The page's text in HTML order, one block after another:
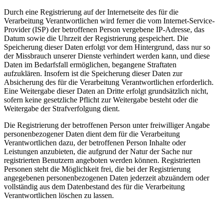
Durch eine Registrierung auf der Internetseite des für die
Verarbeitung Verantwortlichen wird ferner die vom Internet-Service-
Provider (ISP) der betroffenen Person vergebene IP-Adresse, das
Datum sowie die Uhrzeit der Registrierung gespeichert. Die
Speicherung dieser Daten erfolgt vor dem Hintergrund, dass nur so
der Missbrauch unserer Dienste verhindert werden kann, und diese
Daten im Bedarfsfall ermöglichen, begangene Straftaten
aufzuklären. Insofern ist die Speicherung dieser Daten zur
Absicherung des für die Verarbeitung Verantwortlichen erforderlich.
Eine Weitergabe dieser Daten an Dritte erfolgt grundsätzlich nicht,
sofern keine gesetzliche Pflicht zur Weitergabe besteht oder die
Weitergabe der Strafverfolgung dient.
Die Registrierung der betroffenen Person unter freiwilliger Angabe
personenbezogener Daten dient dem für die Verarbeitung
Verantwortlichen dazu, der betroffenen Person Inhalte oder
Leistungen anzubieten, die aufgrund der Natur der Sache nur
registrierten Benutzern angeboten werden können. Registrierten
Personen steht die Möglichkeit frei, die bei der Registrierung
angegebenen personenbezogenen Daten jederzeit abzuändern oder
vollständig aus dem Datenbestand des für die Verarbeitung
Verantwortlichen löschen zu lassen.